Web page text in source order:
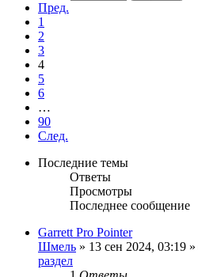
Пред.
1
2
3
4
5
6
…
90
След.
Последние темы
Ответы
Просмотры
Последнее сообщение
Garrett Pro Pointer
Шмель » 13 сен 2024, 03:19
раздел